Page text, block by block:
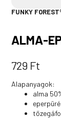
FUNKY
ALMA-
729 Ft
Alapanyagok:
alma